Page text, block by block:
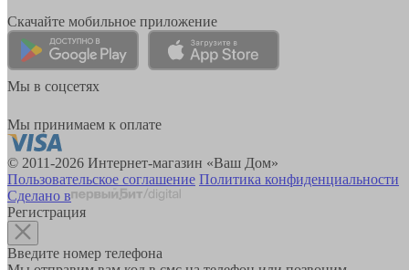
Скачайте мобильное приложение
Мы в соцсетях
Мы принимаем к оплате
© 2011-2026 Интернет-магазин «Ваш Дом»
Пользовательское соглашение Политика конфиденциальности
Сделано в
Регистрация
Введите номер телефона